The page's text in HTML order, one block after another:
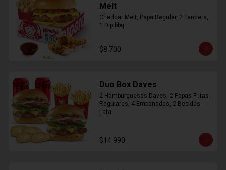
Melt
Cheddar Melt, Papa Regular, 2 Tenders,
1 Dip bbq
$8.700
Duo Box Daves
2 Hamburguesas Daves, 2 Papas Fritas
Regulares, 4 Empanadas, 2 Bebidas
Lata.
$14.990